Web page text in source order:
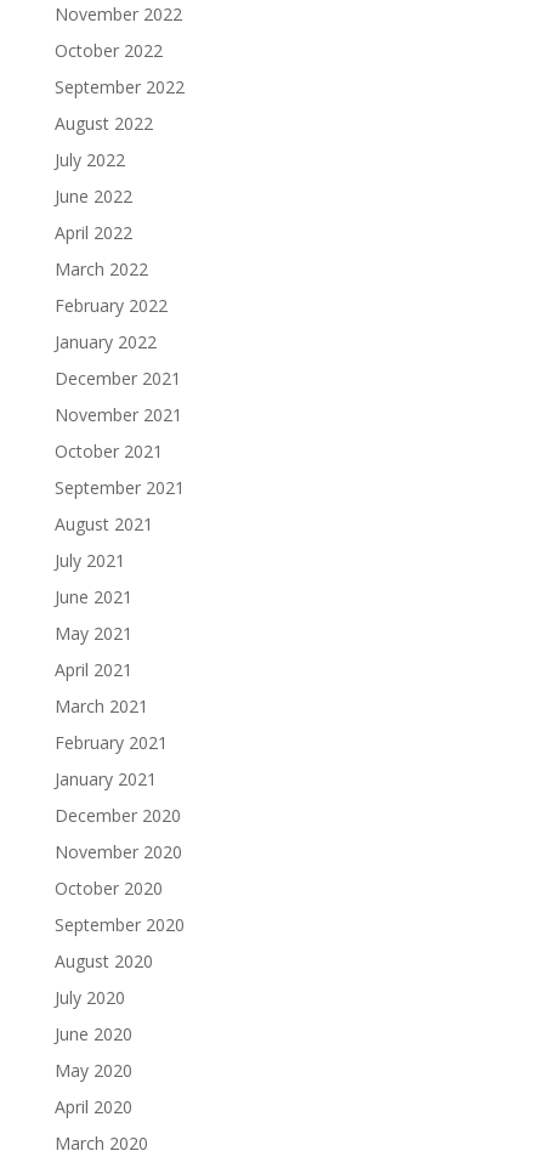
November 2022
October 2022
September 2022
August 2022
July 2022
June 2022
April 2022
March 2022
February 2022
January 2022
December 2021
November 2021
October 2021
September 2021
August 2021
July 2021
June 2021
May 2021
April 2021
March 2021
February 2021
January 2021
December 2020
November 2020
October 2020
September 2020
August 2020
July 2020
June 2020
May 2020
April 2020
March 2020